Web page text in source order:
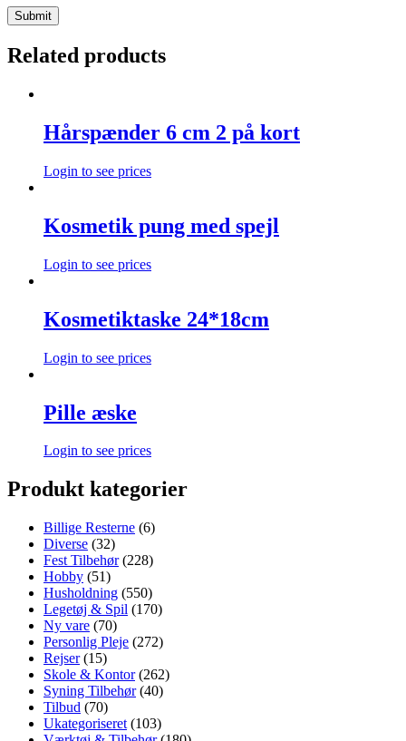
Related products
Hårspænder 6 cm 2 på kort
Login to see prices
Kosmetik pung med spejl
Login to see prices
Kosmetiktaske 24*18cm
Login to see prices
Pille æske
Login to see prices
Produkt kategorier
Billige Resterne (6)
Diverse (32)
Fest Tilbehør (228)
Hobby (51)
Husholdning (550)
Legetøj & Spil (170)
Ny vare (70)
Personlig Pleje (272)
Rejser (15)
Skole & Kontor (262)
Syning Tilbehør (40)
Tilbud (70)
Ukategoriseret (103)